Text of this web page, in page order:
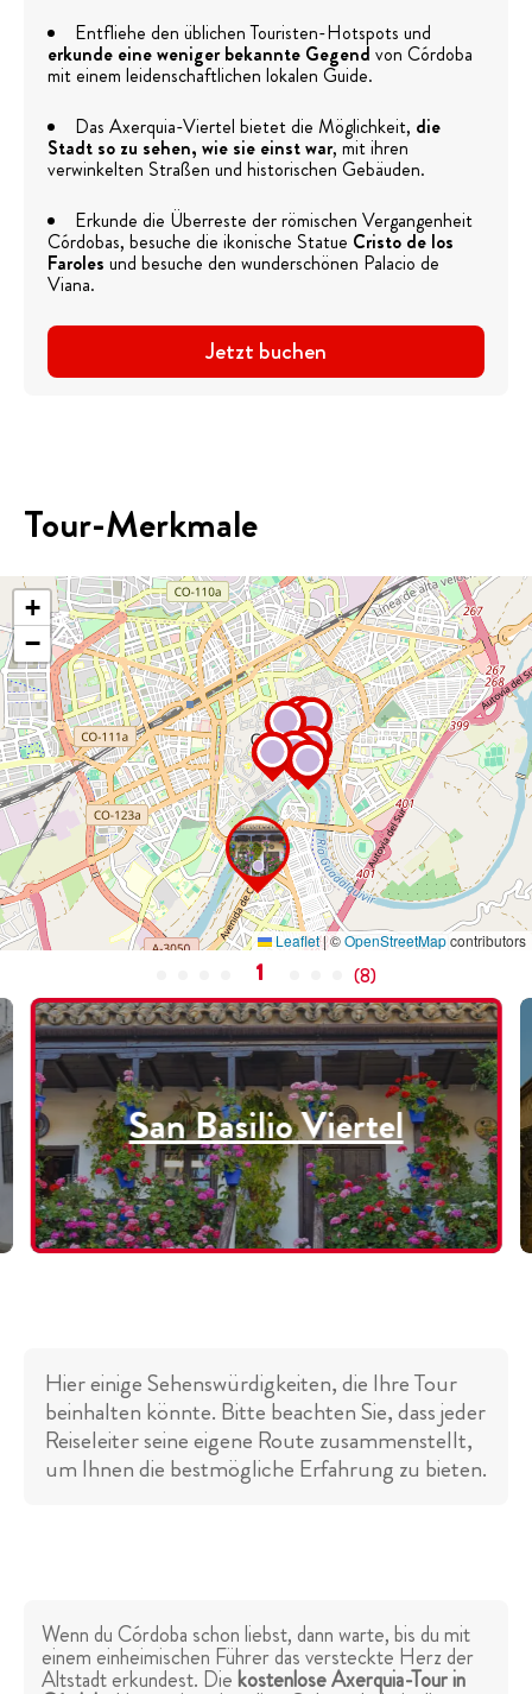
Entfliehe den üblichen Touristen-Hotspots und
erkunde eine weniger bekannte Gegend von Córdoba
mit einem leidenschaftlichen lokalen Guide.
Das Axerquia-Viertel bietet die Möglichkeit, die
Stadt so zu sehen, wie sie einst war, mit ihren
verwinkelten Straßen und historischen Gebäuden.
Erkunde die Überreste der römischen Vergangenheit
Córdobas, besuche die ikonische Statue Cristo de los
Faroles und besuche den wunderschönen Palacio de
Viana.
Jetzt buchen
Tour-Merkmale
+
−
Leaflet|©OpenStreetMapcontributors
1 (8)
San Basilio Viertel
Hier einige Sehenswürdigkeiten, die Ihre Tour
beinhalten könnte. Bitte beachten Sie, dass jeder
Reiseleiter seine eigene Route zusammenstellt,
um Ihnen die bestmögliche Erfahrung zu bieten.
Wenn du Córdoba schon liebst, dann warte, bis du mit
einem einheimischen Führer das versteckte Herz der
Altstadt erkundest. Diekostenlose Axerquia-Tour in